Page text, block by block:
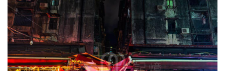
熱
門
搜
索